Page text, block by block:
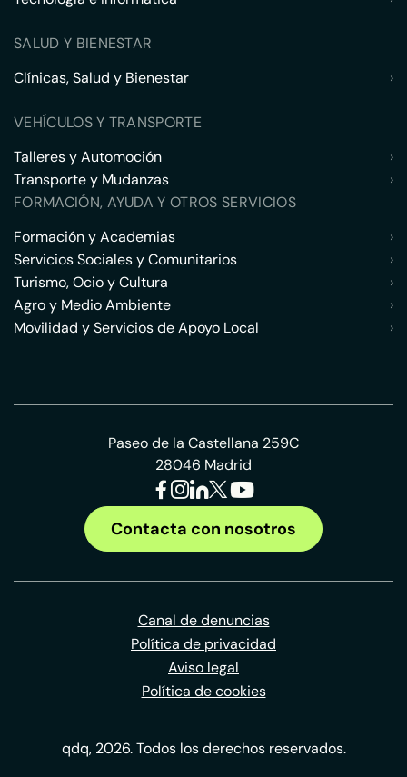
SALUD Y BIENESTAR
Clínicas, Salud y Bienestar
›
VEHÍCULOS Y TRANSPORTE
Talleres y Automoción
›
Transporte y Mudanzas
›
FORMACIÓN, AYUDA Y OTROS SERVICIOS
Formación y Academias
›
Servicios Sociales y Comunitarios
›
Turismo, Ocio y Cultura
›
Agro y Medio Ambiente
›
Movilidad y Servicios de Apoyo Local
›
Paseo de la Castellana 259C
28046 Madrid
Contacta con nosotros
Canal de denuncias
Política de privacidad
Aviso legal
Política de cookies
qdq, 2026. Todos los derechos reservados.